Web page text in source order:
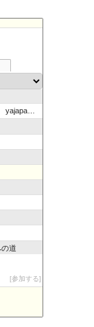
ワーイ
のblog
道
デン情報
参加する